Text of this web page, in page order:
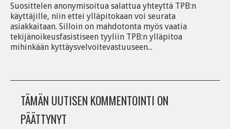
Suosittelen anonymisoitua salattua yhteyttä TPB:n
käyttäjille, niin ettei ylläpitokaan voi seurata
asiakkaitaan. Silloin on mahdotonta myös vaatia
tekijänoikeusfasistiseen tyyliin TPB:n ylläpitoa
mihinkään kyttäysvelvoitevastuuseen...
TÄMÄN UUTISEN KOMMENTOINTI ON
PÄÄTTYNYT